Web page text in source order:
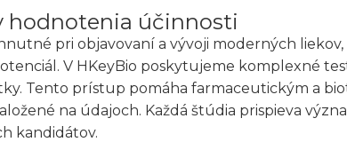
hodnotenia účinnosti
pri objavovaní a vývoji moderných
V HKeyBio poskytujeme komplexné
Tento prístup pomáha farmaceutickým a
na údajoch. Každá štúdia prispieva
kandidátov.